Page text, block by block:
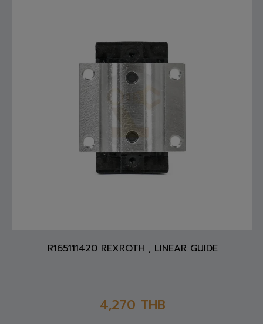
R165111420 REXROTH , LINEAR GUIDE
4,270 THB